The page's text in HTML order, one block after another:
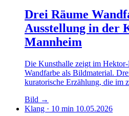
Drei Räume
Ausstellung in der
Mannheim
Die Kunsthalle zeigt im
Wandfarbe als Bildmaterial.
kuratorische Erzählung, die im
Bild →
Klang · 10 min 10.05.2026